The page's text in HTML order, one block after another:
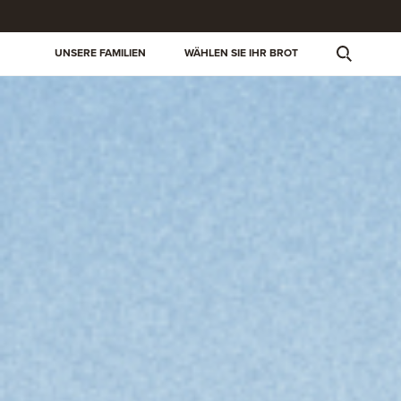
UNSERE FAMILIEN WÄHLEN SIE IHR BROT